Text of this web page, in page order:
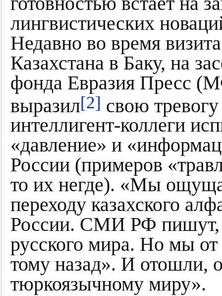
лингвистических
Недавно во время
Казахстана в Баку, на
фонда Евразия Пресс
выразил[2] свою
интеллигент-коллеги
«давление» и
России (примеров
то их негде). «Мы
переходу казахского
России. СМИ РФ пишут,
русского мира. Но мы
тому назад». И отошли,
тюркоязычному миру».